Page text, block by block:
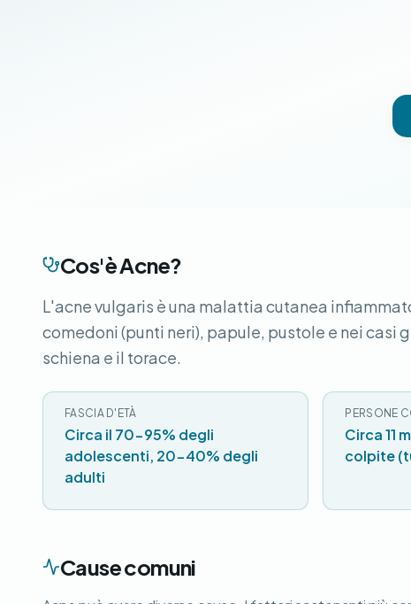
Cos'è Acne?
L'acne vulgaris è una malattia cutanea
comedoni (punti neri), papule, pustole e nei casi
schiena e il torace.
FASCIA D'ETÀ
Circa il 70-95% degli
adolescenti, 20-40% degli
adulti
PERSONE
Circa 11
colpite
Cause comuni